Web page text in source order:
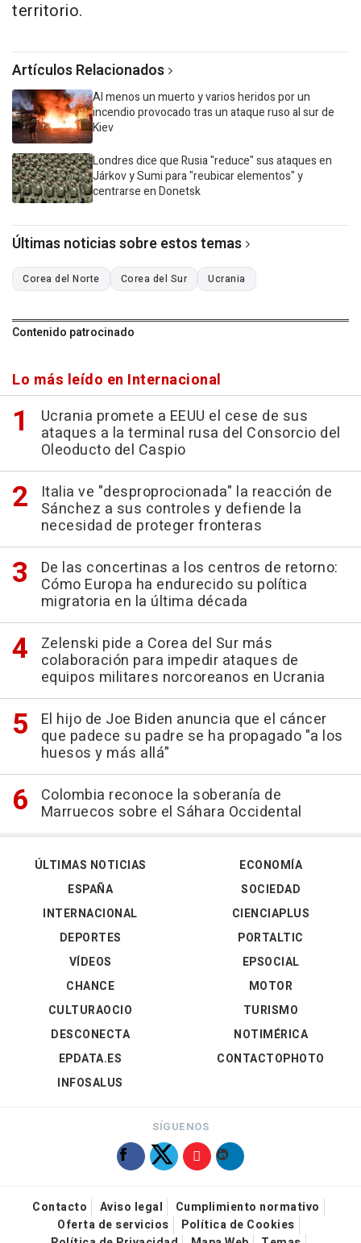
territorio.
Artículos Relacionados
Al menos un muerto y varios heridos por un
incendio provocado tras un ataque ruso al sur de
Kiev
Londres dice que Rusia "reduce" sus ataques en
Járkov y Sumi para "reubicar elementos" y
centrarse en Donetsk
Últimas noticias sobre estos temas
Corea del Norte Corea del Sur Ucrania
Contenido patrocinado
Lo más leído en Internacional
Ucrania promete a EEUU el cese de sus
ataques a la terminal rusa del Consorcio del
Oleoducto del Caspio
Italia ve "desproprocionada" la reacción de
Sánchez a sus controles y defiende la
necesidad de proteger fronteras
De las concertinas a los centros de retorno:
Cómo Europa ha endurecido su política
migratoria en la última década
Zelenski pide a Corea del Sur más
colaboración para impedir ataques de
equipos militares norcoreanos en Ucrania
El hijo de Joe Biden anuncia que el cáncer
que padece su padre se ha propagado "a los
huesos y más allá"
Colombia reconoce la soberanía de
Marruecos sobre el Sáhara Occidental
ÚLTIMAS NOTICIAS
ESPAÑA
INTERNACIONAL
DEPORTES
VÍDEOS
ECONOMÍA
SOCIEDAD
CIENCIAPLUS
PORTALTIC
EPSOCIAL
CHANCE
CULTURAOCIO
DESCONECTA
EPDATA.ES
INFOSALUS
MOTOR
TURISMO
NOTIMÉRICA
CONTACTOPHOTO
SÍGUENOS
Contacto Aviso legal
Cumplimiento normativo
Oferta de servicios
Política de Cookies